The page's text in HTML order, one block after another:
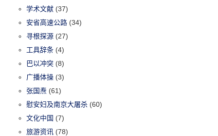
学术文献 (37)
安省高速公路 (34)
寻根探源 (27)
工具辞条 (4)
巴以冲突 (8)
广播体操 (3)
张国焘 (61)
慰安妇及南京大屠杀 (60)
文化中国 (7)
旅游资讯 (78)